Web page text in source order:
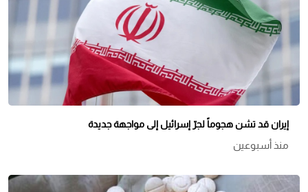
إيران قد تشن هجوماً لجرّ إسرائيل إلى مواجهة جديدة
منذ أسبوعين